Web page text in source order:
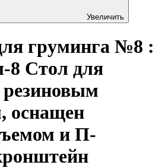
Увеличить
груминга №8 :
8 Стол для
резиновым
оснащен
и П-